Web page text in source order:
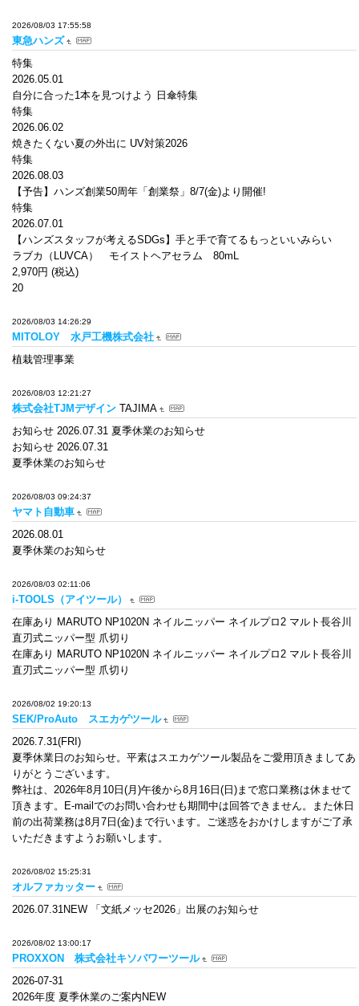
2026/08/03 17:55:58
東急ハンズ
特集
2026.05.01
自分に合った1本を見つけよう 日傘特集
特集
2026.06.02
焼きたくない夏の外出に UV対策2026
特集
2026.08.03
【予告】ハンズ創業50周年「創業祭」8/7(金)より開催!
特集
2026.07.01
【ハンズスタッフが考えるSDGs】手と手で育てるもっといいみらい
ラブカ（LUVCA） モイストヘアセラム 80mL
2,970円 (税込)
20
2026/08/03 14:26:29
MITOLOY 水戸工機株式会社
植栽管理事業
2026/08/03 12:21:27
株式会社TJMデザイン TAJIMA
お知らせ 2026.07.31 夏季休業のお知らせ
お知らせ 2026.07.31
夏季休業のお知らせ
2026/08/03 09:24:37
ヤマト自動車
2026.08.01
夏季休業のお知らせ
2026/08/03 02:11:06
i-TOOLS（アイツール）
在庫あり MARUTO NP1020N ネイルニッパー ネイルプロ2 マルト長谷川
直刃式ニッパー型 爪切り
在庫あり MARUTO NP1020N ネイルニッパー ネイルプロ2 マルト長谷川
直刃式ニッパー型 爪切り
2026/08/02 19:20:13
SEK/ProAuto スエカゲツール
2026.7.31(FRI)
夏季休業日のお知らせ。平素はスエカゲツール製品をご愛用頂きましてあ
りがとうございます。
弊社は、2026年8月10日(月)午後から8月16日(日)まで窓口業務は休ませて
頂きます。E-mailでのお問い合わせも期間中は回答できません。また休日
前の出荷業務は8月7日(金)まで行います。ご迷惑をおかけしますがご了承
いただきますようお願いします。
2026/08/02 15:25:31
オルファカッター
2026.07.31NEW 「文紙メッセ2026」出展のお知らせ
2026/08/02 13:00:17
PROXXON 株式会社キソパワーツール
2026-07-31
2026年度 夏季休業のご案内NEW